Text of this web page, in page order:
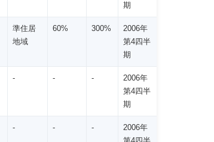
期
準住居
地域
60% 300%
2006年
第4四半
期
- - -
2006年
第4四半
期
- - -
2006年